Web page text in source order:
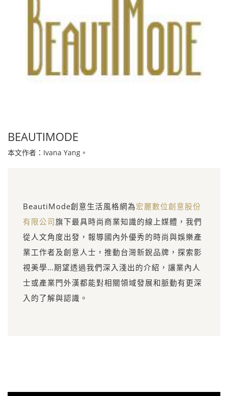
BEAUTIMODE
本文作者：Ivana Yang。
BeautiMode創意生活風格網為宏麗數位創意股份
有限公司旗下最具時尚商業知識的線上媒體，我們
從人文角度出發，報導國內外優秀的時尚與娛樂產
業工作者及創意人士，推動台灣新銳品牌，探索影
視美學…期望透過我們深入淺出的介紹，讓業內人
士或產業門外漢都能對相關領域發展和脈動有更深
入的了解與認識。